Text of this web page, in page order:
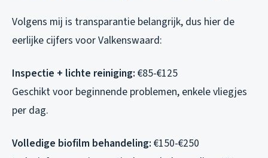
Volgens mij is transparantie belangrijk, dus hier de
eerlijke cijfers voor Valkenswaard:
Inspectie + lichte reiniging: €85-€125
Geschikt voor beginnende problemen, enkele vliegjes
per dag.
Volledige biofilm behandeling: €150-€250